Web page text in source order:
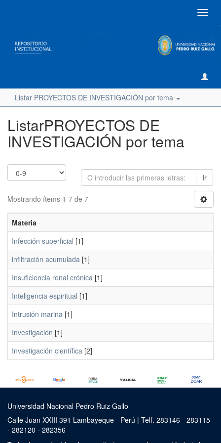
Listar PROYECTOS DE INVESTIGACIÓN por tema
ListarPROYECTOS DE
INVESTIGACIÓN por tema
Ir
Mostrando ítems 1-7 de 7
Materia
Infección superficial [1]
infiltración acumulada [1]
Insuficiencia renal crónica [1]
Inteligencia espiritual [1]
Intrusión marina [1]
Investigación [1]
Investigación científica [2]
Universidad Nacional Pedro Ruiz Gallo
Calle Juan XXIII 391 Lambayeque - Perú | Telf. 283146 - 283115
- 282120 - 282356